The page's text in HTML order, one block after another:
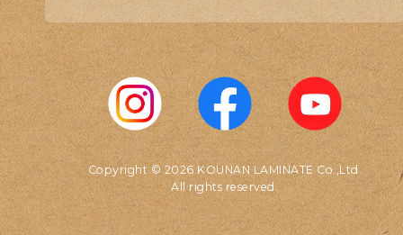
Copyright © 2026 KOUNAN LAMINATE Co.,Ltd.
All rights reserved.